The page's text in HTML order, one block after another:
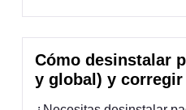
Cómo desinstalar
y global) y